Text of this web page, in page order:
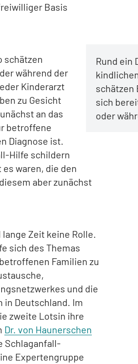
Basis
Rund ein
schätzen
sich
oder
schätzen
während der
Kinderarzt
zu Gesicht
an das
betroffene
Diagnose ist.
Hilfe schildern
waren, die den
aber zunächst
Zeit keine Rolle.
sich des Themas
Familien zu
und die
Deutschland. Im
zweite Lotsin ihre
Dr. von Haunerschen
Schlaganfall-
Expertengruppe